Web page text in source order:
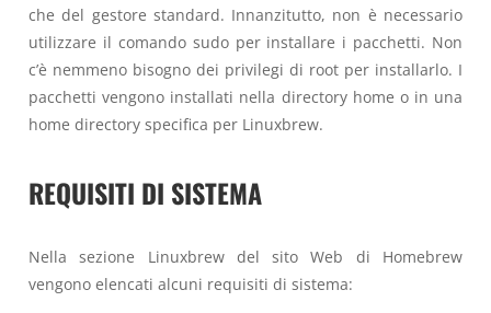
che del gestore standard. Innanzitutto, non è necessario
utilizzare il comando sudo per installare i pacchetti. Non
c’è nemmeno bisogno dei privilegi di root per installarlo. I
pacchetti vengono installati nella directory home o in una
home directory specifica per Linuxbrew.
REQUISITI DI SISTEMA
Nella sezione Linuxbrew del sito Web di Homebrew
vengono elencati alcuni requisiti di sistema: